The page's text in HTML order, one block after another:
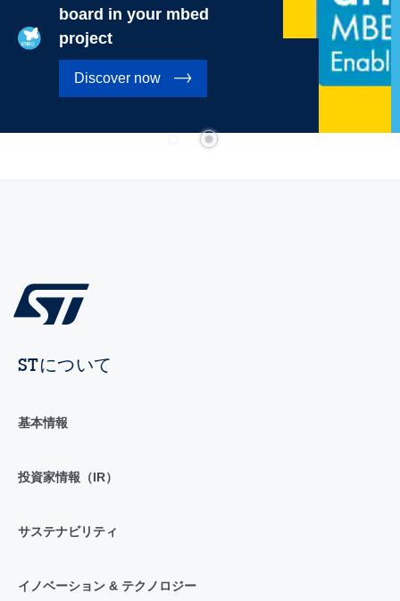
in your mbed
Discover now
STについて
基本情報
投資家情報（IR）
サステナビリティ
イノベーション & テクノロジー